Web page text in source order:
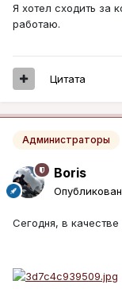
Я хотел сходить за
работаю.
Цитата
Администраторы
Boris
Сегодня, в